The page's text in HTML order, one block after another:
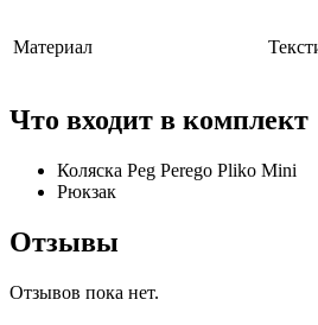
Материал
Что входит в комплект
Коляска Peg Perego Pliko Mini
Рюкзак
Отзывы
Отзывов пока нет.